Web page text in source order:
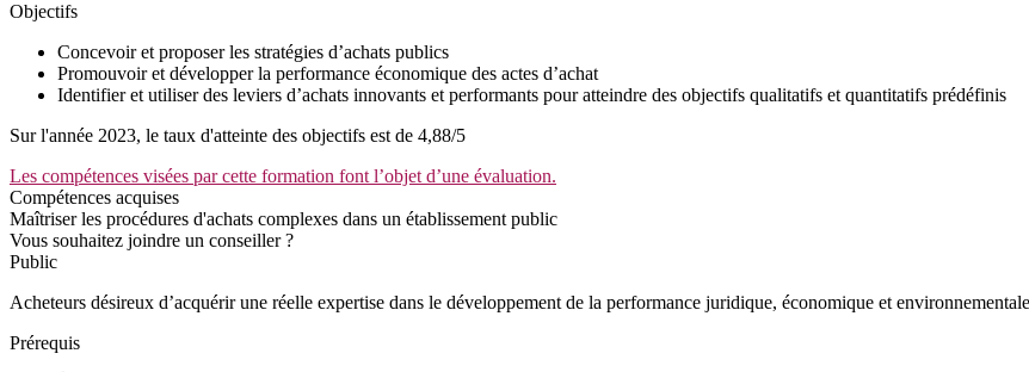
Objectifs
Concevoir et proposer les stratégies d’achats publics
Promouvoir et développer la performance économique des actes d’achat
Identifier et utiliser des leviers d’achats innovants et performants pour atteindre des objectifs qualitatifs et quantitatifs prédéfinis
Sur l'année 2023, le taux d'atteinte des objectifs est de 4,88/5
Les compétences visées par cette formation font l’objet d’une évaluation.
Compétences acquises
Maîtriser les procédures d'achats complexes dans un établissement public
Vous souhaitez joindre un conseiller ?
Public
Acheteurs désireux d’acquérir une réelle expertise dans le développement de la performance juridique, économique et
Prérequis